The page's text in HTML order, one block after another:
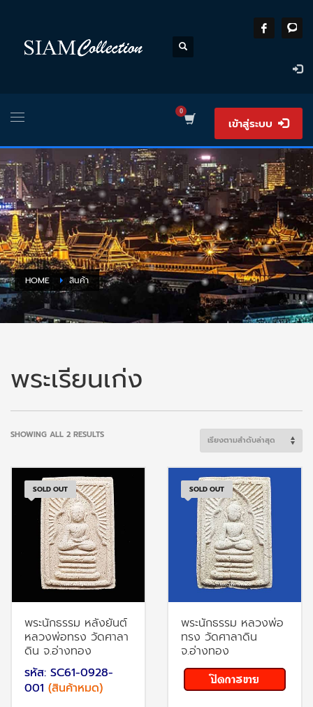
เข้าสู่ระบบ
HOME สินค้า
พระเรียนเก่ง
SHOWING ALL 2 RESULTSSORTED
SOLD OUT
พระนักธรรม หลังยันต์
หลวงพ่อทรง วัดศาลา
ดิน จ.อ่างทอง
รหัส: SC61-0928-
001 (สินค้าหมด)
SOLD OUT
พระนักธรรม หลวงพ่อ
ทรง วัดศาลาดิน
จ.อ่างทอง